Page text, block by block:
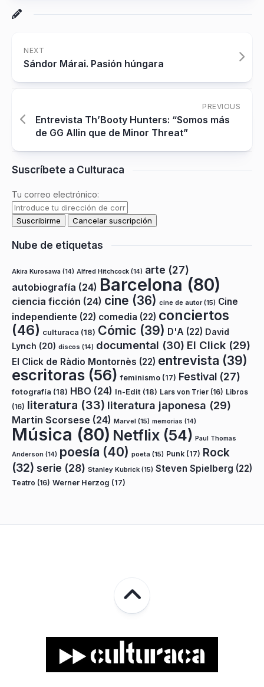
NEXT
Sándor Márai. Pasión húngara
PREVIOUS
Entrevista Th’Booty Hunters: “Somos más
de GG Allin que de Minor Threat”
Suscríbete a Culturaca
Tu correo electrónico:
Nube de etiquetas
Akira Kurosawa (14) Alfred Hitchcock (14) arte (27)
autobiografía (24) Barcelona (80)
ciencia ficción (24) cine (36) cine de autor(15) Cine
independiente (22) comedia (22) conciertos
(46) culturaca (18) Cómic (39) D'A (22) David
Lynch (20) discos (14) documental (30) El Click (29)
El Click de Ràdio Montornès (22) entrevista (39)
escritoras (56) feminismo (17) Festival (27)
fotografía (18) HBO (24) In-Edit (18) Lars von Trier (16) Libros
(16) literatura (33) literatura japonesa (29)
Martin Scorsese (24) Marvel (15) memorias (14)
Música (80) Netflix (54) Paul Thomas
Anderson (14) poesía (40) poeta (15) Punk (17) Rock
(32) serie (28) Stanley Kubrick (15) Steven Spielberg (22)
Teatro (16) Werner Herzog (17)